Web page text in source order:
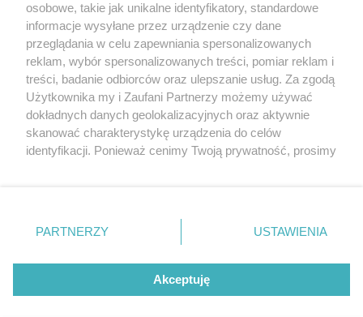
Regulamin konkursów
śniadaniówka "Hej
Szczecin! Jest piątek!"
Partnerzy
Praca Szczecin
© 2026 wSzczecinie.pl
Created by GOD
osobowe, takie jak unikalne identyfikatory, standardowe
informacje wysyłane przez urządzenie czy dane
przeglądania w celu zapewniania spersonalizowanych
reklam, wybór spersonalizowanych treści, pomiar reklam i
treści, badanie odbiorców oraz ulepszanie usług. Za zgodą
Użytkownika my i Zaufani Partnerzy możemy używać
dokładnych danych geolokalizacyjnych oraz aktywnie
skanować charakterystykę urządzenia do celów
identyfikacji. Ponieważ cenimy Twoją prywatność, prosimy
prywatności znajdujący się w lewym dolnym rogu strony
. Niektóre rodzaje przetwarzania danych nie wymagają
takiemu przetwarzaniu. Preferencje będą miały
zastosowania tylko na tej witrynie.
PARTNERZY USTAWIENIA
Akceptuję